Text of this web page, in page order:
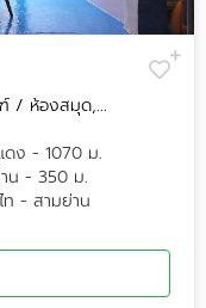
/ ห้องสมุด,...
ดง - 1070 ม.
น - 350 ม.
- สามย่าน